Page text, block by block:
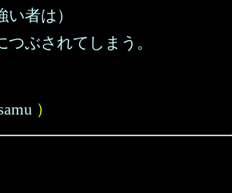
い者は）
つぶされてしまう。
）